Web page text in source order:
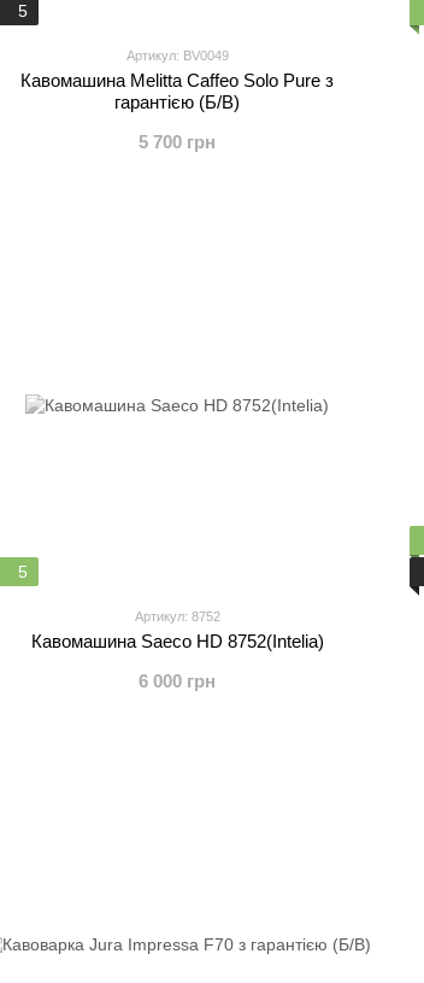
5
Артикул: BV0049
Кавомашина Melitta Caffeo Solo Pure з
гарантією (Б/В)
5 700 грн
5
Артикул: 8752
Кавомашина Saeco HD 8752(Intelia)
6 000 грн